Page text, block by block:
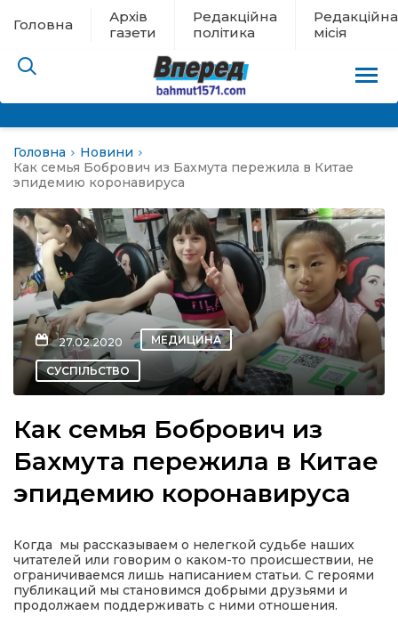
Головна
Архів
газети
Редакційна
політика
Редакційна
місія
евакуації
новини
політика
Головна
Новини
Как семья Бобрович из Бахмута пережила в Китае
эпидемию коронавируса
27.02.2020 МЕДИЦИНА
СУСПІЛЬСТВО
Как семья Бобрович из
Бахмута пережила в Китае
эпидемию коронавируса
Когда мы рассказываем о нелегкой судьбе наших
читателей или говорим о каком-то происшествии, не
ограничиваемся лишь написанием статьи. С героями
публикаций мы становимся добрыми друзьями и
продолжаем поддерживать с ними отношения.